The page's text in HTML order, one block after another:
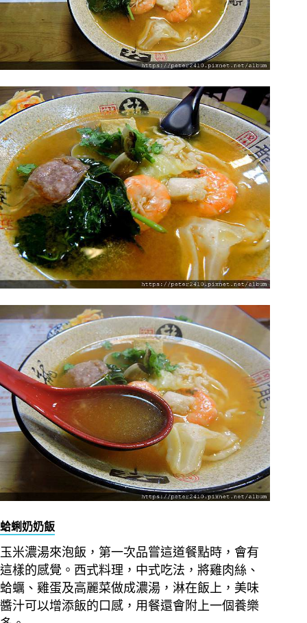
蛤蜊奶奶飯
玉米濃湯來泡飯，第一次品嘗這道餐點時，會有
這樣的感覺。西式料理，中式吃法，將雞肉絲、
蛤蠣、雞蛋及高麗菜做成濃湯，淋在飯上，美味
醬汁可以增添飯的口感，用餐還會附上一個養樂